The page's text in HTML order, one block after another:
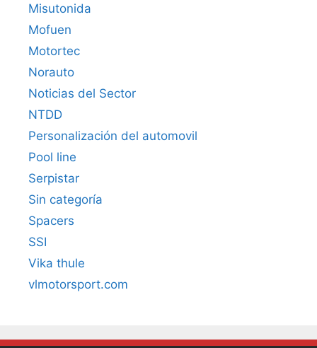
Misutonida
Mofuen
Motortec
Norauto
Noticias del Sector
NTDD
Personalización del automovil
Pool line
Serpistar
Sin categoría
Spacers
SSI
Vika thule
vlmotorsport.com